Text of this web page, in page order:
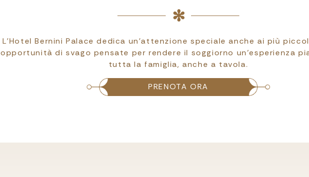
L’Hotel Bernini Palace dedica un’attenzione speciale anche ai più
opportunità di svago pensate per rendere il soggiorno un’esperienza
tutta la famiglia, anche a tavola.
PRENOTA ORA